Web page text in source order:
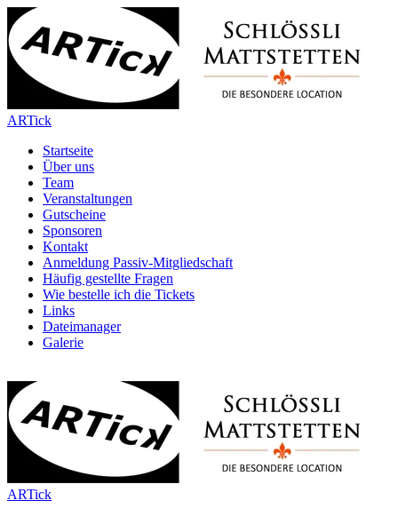
ARTick
Startseite
Über uns
Team
Veranstaltungen
Gutscheine
Sponsoren
Kontakt
Anmeldung Passiv-Mitgliedschaft
Häufig gestellte Fragen
Wie bestelle ich die Tickets
Links
Dateimanager
Galerie
ARTick